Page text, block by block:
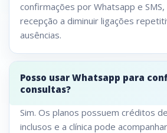
confirmações por Whatsapp e SMS,
recepção a diminuir ligações
ausências.
Posso usar Whatsapp para
consultas?
Sim. Os planos possuem créditos
inclusos e a clínica pode